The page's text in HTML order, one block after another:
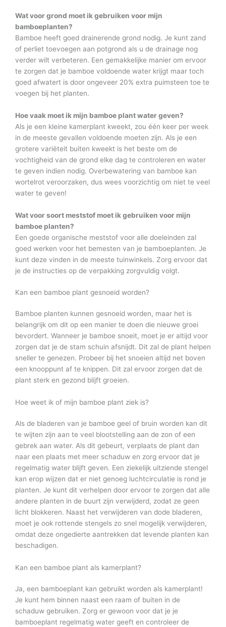
Wat voor grond moet ik gebruiken voor mijn
bamboeplanten?
Bamboe heeft goed drainerende grond nodig. Je kunt zand
of perliet toevoegen aan potgrond als u de drainage nog
verder wilt verbeteren. Een gemakkelijke manier om ervoor
te zorgen dat je bamboe voldoende water krijgt maar toch
goed afwatert is door ongeveer 20% extra puimsteen toe te
voegen bij het planten.
Hoe vaak moet ik mijn bamboe plant water geven?
Als je een kleine kamerplant kweekt, zou één keer per week
in de meeste gevallen voldoende moeten zijn. Als je een
grotere variëteit buiten kweekt is het beste om de
vochtigheid van de grond elke dag te controleren en water
te geven indien nodig. Overbewatering van bamboe kan
wortelrot veroorzaken, dus wees voorzichtig om niet te veel
water te geven!
Wat voor soort meststof moet ik gebruiken voor mijn
bamboe planten?
Een goede organische meststof voor alle doeleinden zal
goed werken voor het bemesten van je bamboeplanten. Je
kunt deze vinden in de meeste tuinwinkels. Zorg ervoor dat
je de instructies op de verpakking zorgvuldig volgt.
Kan een bamboe plant gesnoeid worden?
Bamboe planten kunnen gesnoeid worden, maar het is
belangrijk om dit op een manier te doen die nieuwe groei
bevordert. Wanneer je bamboe snoeit, moet je er altijd voor
zorgen dat je de stam schuin afsnijdt. Dit zal de plant helpen
sneller te genezen. Probeer bij het snoeien altijd net boven
een knooppunt af te knippen. Dit zal ervoor zorgen dat de
plant sterk en gezond blijft groeien.
Hoe weet ik of mijn bamboe plant ziek is?
Als de bladeren van je bamboe geel of bruin worden kan dit
te wijten zijn aan te veel blootstelling aan de zon of een
gebrek aan water. Als dit gebeurt, verplaats de plant dan
naar een plaats met meer schaduw en zorg ervoor dat je
regelmatig water blijft geven. Een ziekelijk uitziende stengel
kan erop wijzen dat er niet genoeg luchtcirculatie is rond je
planten. Je kunt dit verhelpen door ervoor te zorgen dat alle
andere planten in de buurt zijn verwijderd, zodat ze geen
licht blokkeren. Naast het verwijderen van dode bladeren,
moet je ook rottende stengels zo snel mogelijk verwijderen,
omdat deze ongedierte aantrekken dat levende planten kan
beschadigen.
Kan een bamboe plant als kamerplant?
Ja, een bamboeplant kan gebruikt worden als kamerplant!
Je kunt hem binnen naast een raam of buiten in de
schaduw gebruiken. Zorg er gewoon voor dat je je
bamboeplant regelmatig water geeft en controleer de